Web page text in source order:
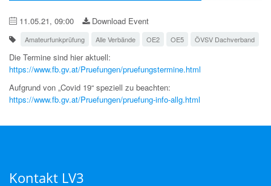
11.05.21, 09:00 Download Event
Amateurfunkprüfung Alle Verbände OE2 OE5 ÖVSV Dachverband
Die Termine sind hier aktuell:
https://www.fb.gv.at/Pruefungen/pruefungstermine.html
Aufgrund von „Covid 19“ speziell zu beachten:
https://www.fb.gv.at/Pruefungen/pruefung-info-allg.html
Kontakt LV3